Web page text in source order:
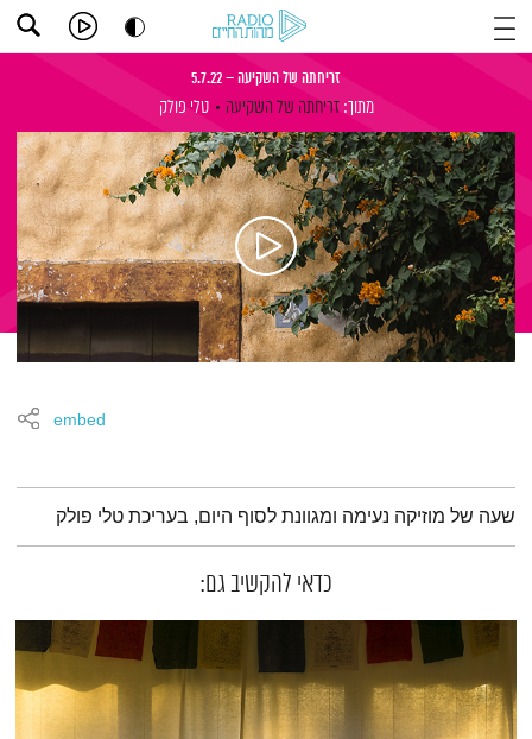
זריחתה של השקיעה – 5.7.22
מתוך: זריחתה של השקיעה טלי פולק
embed
תמצית הפודקאסט
שעה של מוזיקה נעימה ומגוונת לסוף היום, בעריכת טלי פולק
כדאי להקשיב גם: